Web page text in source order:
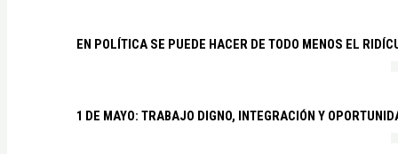
EN POLÍTICA SE PUEDE HACER DE TODO MENOS EL
1 DE MAYO: TRABAJO DIGNO, INTEGRACIÓN Y